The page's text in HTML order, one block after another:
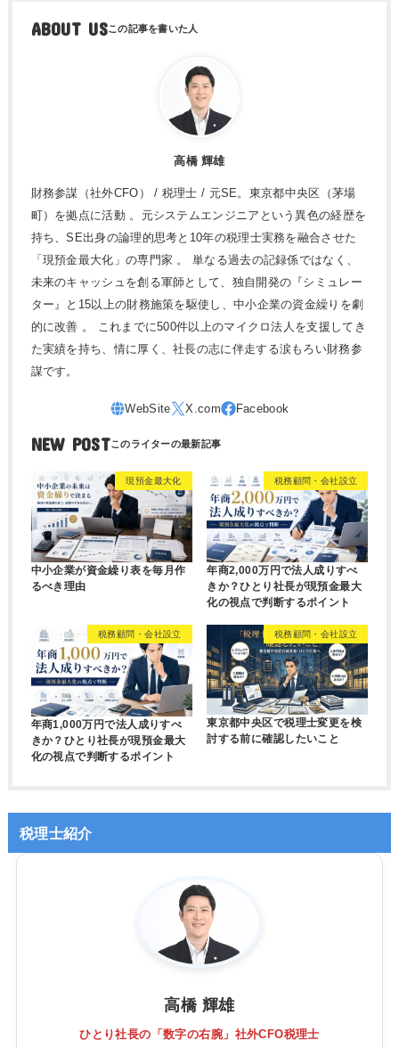
ABOUT US
高橋 輝雄
財務参謀（社外CFO） / 税理士 / 元SE。東京都中央区（茅場
町）を拠点に活動 。元システムエンジニアという異色の経歴を
持ち、SE出身の論理的思考と10年の税理士実務を融合させた
「現預金最大化」の専門家 。 単なる過去の記録係ではなく、
未来のキャッシュを創る軍師として、独自開発の『シミュレー
ター』と15以上の財務施策を駆使し、中小企業の資金繰りを劇
的に改善 。 これまでに500件以上のマイクロ法人を支援してき
た実績を持ち、情に厚く、社長の志に伴走する涙もろい財務参
謀です。
NEW POST
現預金最大化
中小企業が資金繰り表を毎月作
るべき理由
税務顧問・会社設立
年商2,000万円で法人成りすべ
きか？ひとり社長が現預金最大
化の視点で判断するポイント
税務顧問・会社設立
年商1,000万円で法人成りすべ
きか？ひとり社長が現預金最大
化の視点で判断するポイント
税務顧問・会社設立
東京都中央区で税理士変更を検
討する前に確認したいこと
税理士紹介
高橋 輝雄
ひとり社長の「数字の右腕」社外CFO税理士